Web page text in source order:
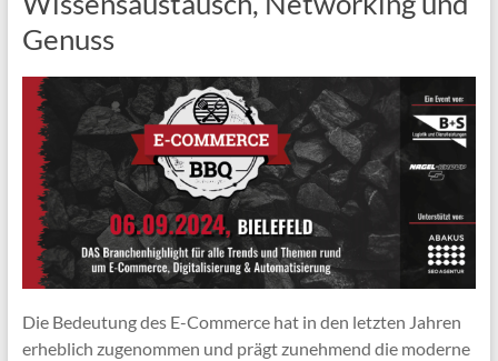
Genuss
Die Bedeutung des E-Commerce hat in den letzten Jahren
erheblich zugenommen und prägt zunehmend die moderne